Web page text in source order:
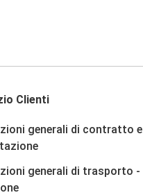
Clienti
generali di contratto e
generali di trasporto -